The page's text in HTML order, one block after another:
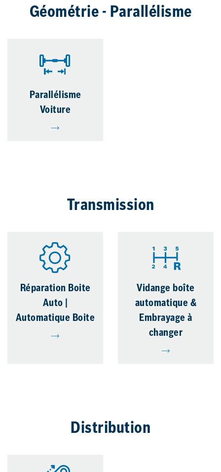
Géométrie - Parallélisme
Parallélisme
Voiture
Transmission
Réparation Boite
Auto |
Automatique Boite
Vidange boîte
automatique &
Embrayage à
changer
Distribution